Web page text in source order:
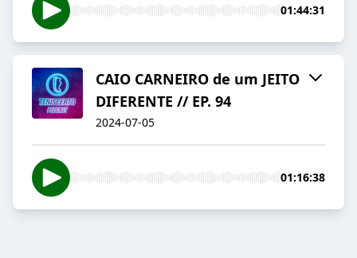
01:44:31
CAIO CARNEIRO de um JEITO
DIFERENTE // EP. 94
2024-07-05
01:16:38